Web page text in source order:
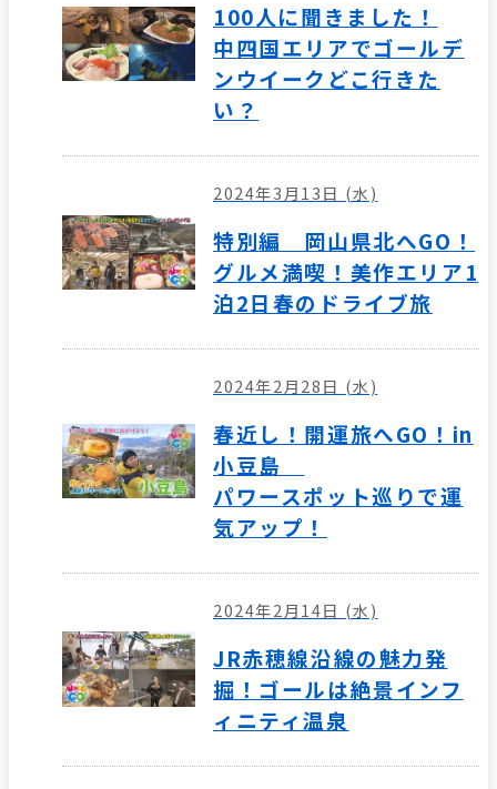
100人に聞きました！
中四国エリアでゴールデ
ンウイークどこ行きた
い？
2024年3月13日 (水)
特別編 岡山県北へGO！
グルメ満喫！美作エリア1
泊2日春のドライブ旅
2024年2月28日 (水)
春近し！開運旅へGO！in
小豆島
パワースポット巡りで運
気アップ！
2024年2月14日 (水)
JR赤穂線沿線の魅力発
掘！ゴールは絶景インフ
ィニティ温泉